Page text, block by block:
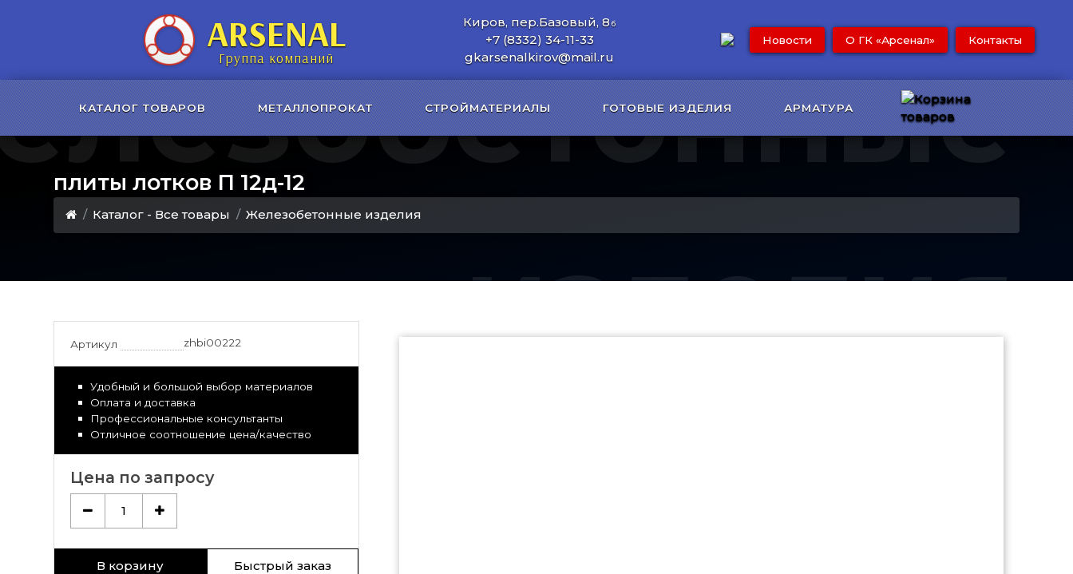
ARSENAL
Группа компаний
Киров, пер.Базовый, 8б
+7 (8332) 34-11-33
gkarsenalkirov@mail.ru
Новости О ГК «Арсенал» Контакты
КАТАЛОГ ТОВАРОВ МЕТАЛЛОПРОКАТ СТРОЙМАТЕРИАЛЫ ГОТОВЫЕ ИЗДЕЛИЯ АРМАТУРА
изделия
плиты лотков П 12д-12
Каталог - Все товары Железобетонные изделия
Артикул zhbi00222
Удобный и большой выбор материалов
Оплата и доставка
Профессиональные консультанты
Отличное соотношение цена/качество
Цена по запросу
1
В корзину Быстрый заказ